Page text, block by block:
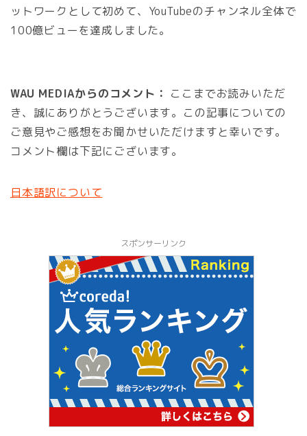
ットワークとして初めて、YouTubeのチャンネル全体で
100億ビューを達成しました。
WAU MEDIAからのコメント： ここまでお読みいただ
き、誠にありがとうございます。この記事についての
ご意見やご感想をお聞かせいただけますと幸いです。
コメント欄は下記にございます。
日本語訳について
スポンサーリンク